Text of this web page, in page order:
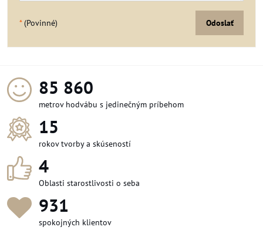
*(Povinné) Odoslať
95 400
metrov hodvábu s jedinečným príbehom
15
rokov tvorby a skúseností
4
Oblasti starostlivosti o seba
1 036
spokojných klientov